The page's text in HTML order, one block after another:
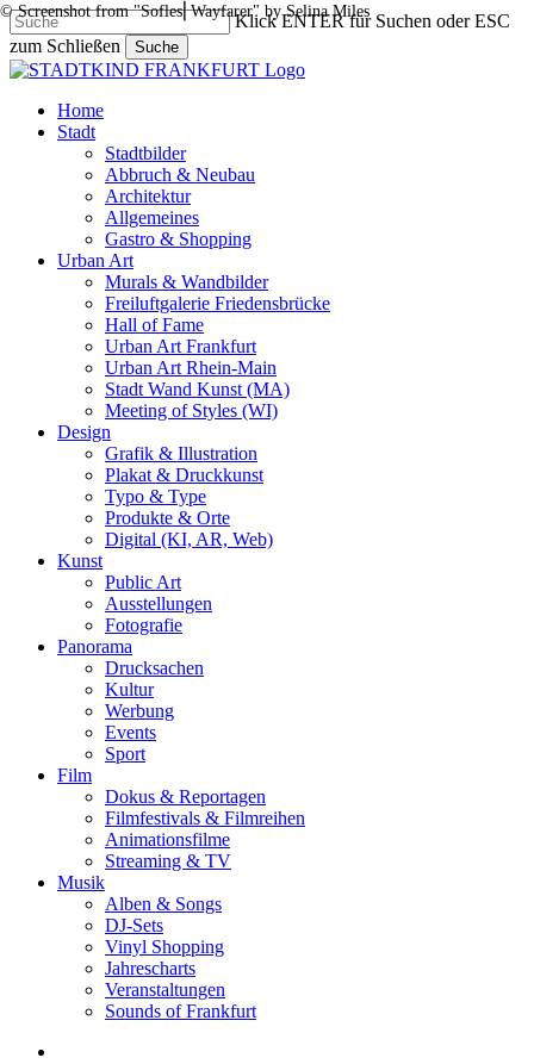
Skip
to
main
content
Klick ENTER für Suchen oder ESC
zum Schließen
Suche
Close
search
Menu
Home
Stadt
Stadtbilder
Abbruch & Neubau
Architektur
Allgemeines
Gastro & Shopping
Urban Art
Murals & Wandbilder
Freiluftgalerie Friedensbrücke
Hall of Fame
Urban Art Frankfurt
Urban Art Rhein-Main
Stadt Wand Kunst (MA)
Meeting of Styles (WI)
Design
Grafik & Illustration
Plakat & Druckkunst
Typo & Type
Produkte & Orte
Digital (KI, AR, Web)
Kunst
Public Art
Ausstellungen
Fotografie
Panorama
Drucksachen
Kultur
Werbung
Events
Sport
Film
Dokus & Reportagen
Filmfestivals & Filmreihen
Animationsfilme
Streaming & TV
Musik
Alben & Songs
DJ-Sets
Vinyl Shopping
Jahrescharts
Veranstaltungen
Sounds of Frankfurt
© Screenshot from "Sofles⎜Wayfarer" by Selina Miles